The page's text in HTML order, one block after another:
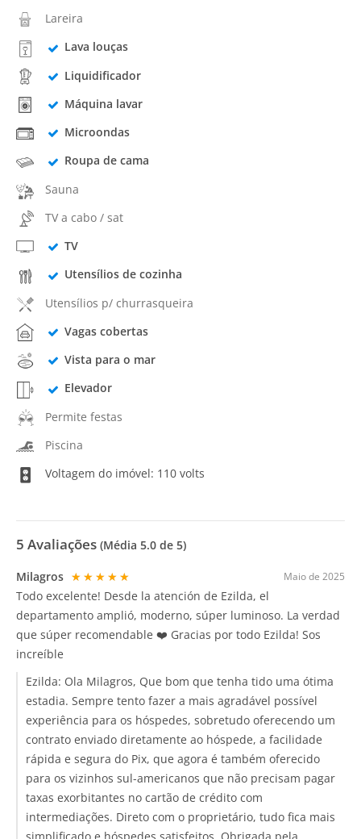
Lareira
Lava louças
Liquidificador
Máquina lavar
Microondas
Roupa de cama
Sauna
TV a cabo / sat
TV
Utensílios de cozinha
Utensílios p/ churrasqueira
Vagas cobertas
Vista para o mar
Elevador
Permite festas
Piscina
Voltagem do imóvel: 110 volts
5 Avaliações (Média 5.0 de 5)
Maio de 2025
Milagros ★★★★★
Todo excelente! Desde la atención de Ezilda, el
departamento amplió, moderno, súper luminoso. La verdad
que súper recomendable ❤️ Gracias por todo Ezilda! Sos
increíble
Ezilda: Ola Milagros, Que bom que tenha tido uma ótima
estadia. Sempre tento fazer a mais agradável possível
experiência para os hóspedes, sobretudo oferecendo um
contrato enviado diretamente ao hóspede, a facilidade
rápida e segura do Pix, que agora é também oferecido
para os vizinhos sul-americanos que não precisam pagar
taxas exorbitantes no cartão de crédito com
intermediações. Direto com o proprietário, tudo fica mais